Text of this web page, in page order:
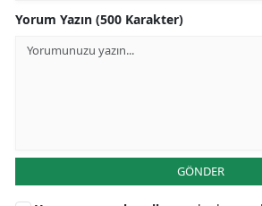
Yorum Yazın (500 Karakter)
GÖNDER